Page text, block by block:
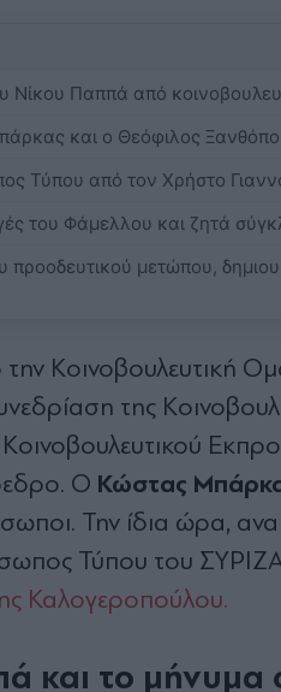
Παππά από
και ο Θεόφιλος
Τύπου από τον Χρήστο
του Φάμελλου και ζητά
μετώπου,
Κοινοβουλευτική
της
Ο Κώστας
Την ίδια ώρα,
Τύπου του
Καλογεροπούλου.
και το μήνυμα